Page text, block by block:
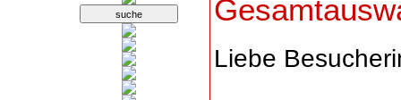
Liebe